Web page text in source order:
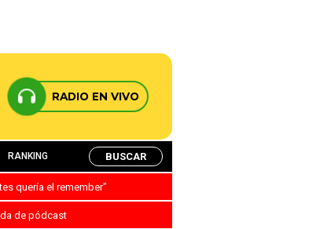
RADIO EN VIVO
RANKING BUSCAR
quería el remember”
de pódcast